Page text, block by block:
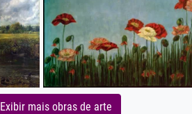
Exibir mais obras de arte